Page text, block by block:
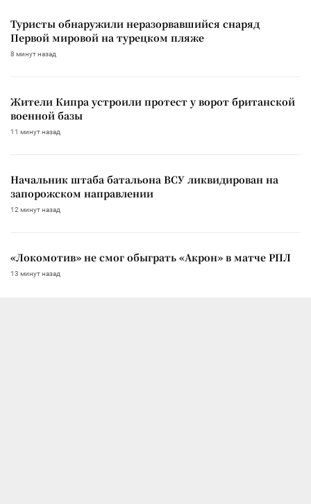
Туристы обнаружили неразорвавшийся снаряд
Первой мировой на турецком пляже
8 минут назад
Жители Кипра устроили протест у ворот британской
военной базы
11 минут назад
Начальник штаба батальона ВСУ ликвидирован на
запорожском направлении
12 минут назад
«Локомотив» не смог обыграть «Акрон» в матче РПЛ
13 минут назад